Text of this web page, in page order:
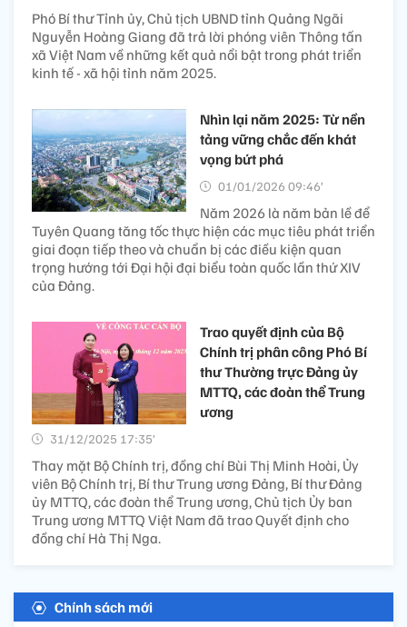
Phó Bí thư Tỉnh ủy, Chủ tịch UBND tỉnh Quảng Ngãi
Nguyễn Hoàng Giang đã trả lời phóng viên Thông tấn
xã Việt Nam về những kết quả nổi bật trong phát triển
kinh tế - xã hội tỉnh năm 2025.
Nhìn lại năm 2025: Từ nền
tảng vững chắc đến khát
vọng bứt phá
01/01/2026 09:46’
Năm 2026 là năm bản lề để
Tuyên Quang tăng tốc thực hiện các mục tiêu phát triển
giai đoạn tiếp theo và chuẩn bị các điều kiện quan
trọng hướng tới Đại hội đại biểu toàn quốc lần thứ XIV
của Đảng.
Trao quyết định của Bộ
Chính trị phân công Phó Bí
thư Thường trực Đảng ủy
MTTQ, các đoàn thể Trung
ương
31/12/2025 17:35’
Thay mặt Bộ Chính trị, đồng chí Bùi Thị Minh Hoài, Ủy
viên Bộ Chính trị, Bí thư Trung ương Đảng, Bí thư Đảng
ủy MTTQ, các đoàn thể Trung ương, Chủ tịch Ủy ban
Trung ương MTTQ Việt Nam đã trao Quyết định cho
đồng chí Hà Thị Nga.
Chính sách mới